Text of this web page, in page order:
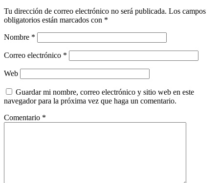
Tu dirección de correo electrónico no será publicada. Los campos
obligatorios están marcados con *
Nombre *
Correo electrónico *
Web
Guardar mi nombre, correo electrónico y sitio web en este
navegador para la próxima vez que haga un comentario.
Comentario *